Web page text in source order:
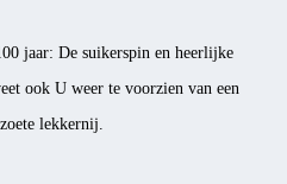
jaar: De suikerspin en heerlijke
ook U weer te voorzien van een
lekkernij.